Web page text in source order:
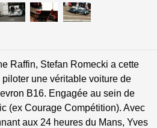
Raffin, Stefan Romecki a cette
une véritable voiture de
B16. Engagée au sein de
(ex Courage Compétition). Avec
aux 24 heures du Mans, Yves